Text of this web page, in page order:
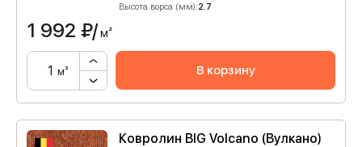
Высота ворса (мм):2.7
1 992 ₽/м²
м² В корзину
Ковролин BIG Volcano (Вулкано)